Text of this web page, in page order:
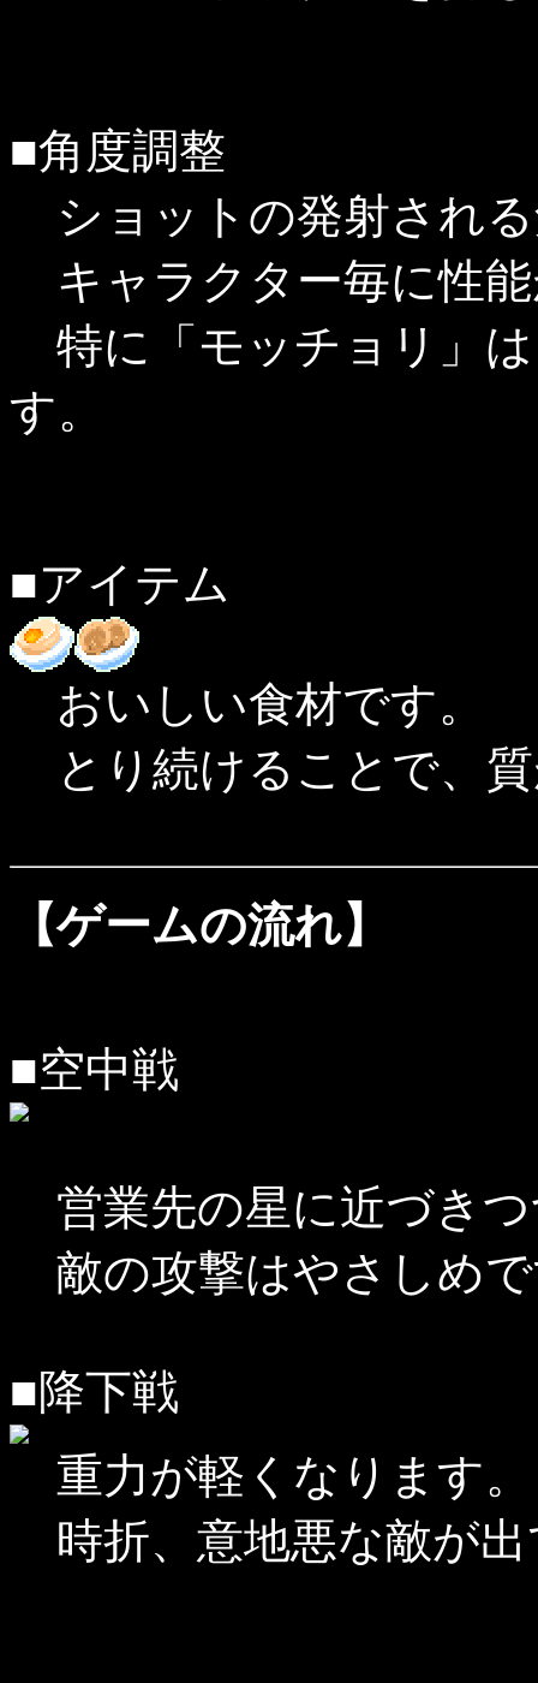
■角度調整
ショットの発射され
キャラクター毎に性
特に「モッチョリ」
す。
■アイテム
おいしい食材です。
とり続けることで、
【ゲームの流れ】
■空中戦
営業先の星に近づき
敵の攻撃はやさしめ
■降下戦
重力が軽くなります。
時折、意地悪な敵が出